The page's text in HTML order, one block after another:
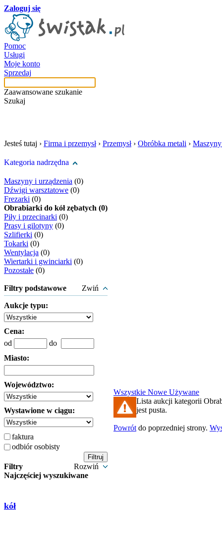
Zaloguj się
Pomoc
Usługi
Moje konto
Sprzedaj
Zaawansowane szukanie
Szukaj
Jesteś tutaj › Firma i przemysł› Przemysł› Obróbka metali ›
Kategoria nadrzędna
Maszyny i urządzenia (0)
Dźwigi warsztatowe (0)
Frezarki (0)
Obrabiarki do kół zębatych (0)
Piły i przecinarki (0)
Prasy i gilotyny (0)
Szlifierki (0)
Tokarki (0)
Wentylacja (0)
Wiertarki i gwinciarki (0)
Pozostałe (0)
Filtry podstawowe Zwiń
Aukcje typu:
Cena:
od
do
Miasto:
Województwo:
Wystawione w ciągu:
faktura
odbiór osobisty
Filtry
Rozwiń
Najczęściej wyszukiwane
kół
Wszystkie Nowe Używane
Lista aukcji kategorii
jest pusta.
Powrót do poprzedniej strony.